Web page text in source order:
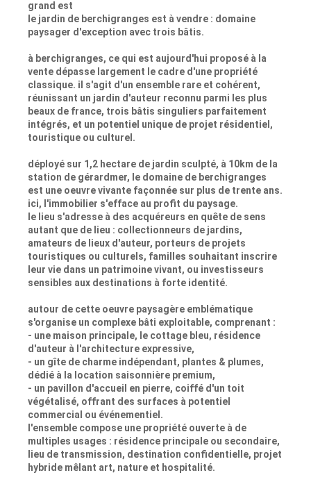
grand est
le jardin de berchigranges est à vendre : domaine
paysager d'exception avec trois bâtis.
à berchigranges, ce qui est aujourd'hui proposé à la
vente dépasse largement le cadre d'une propriété
classique. il s'agit d'un ensemble rare et cohérent,
réunissant un jardin d'auteur reconnu parmi les plus
beaux de france, trois bâtis singuliers parfaitement
intégrés, et un potentiel unique de projet résidentiel,
touristique ou culturel.
déployé sur 1,2 hectare de jardin sculpté, à 10km de la
station de gérardmer, le domaine de berchigranges
est une oeuvre vivante façonnée sur plus de trente ans.
ici, l'immobilier s'efface au profit du paysage.
le lieu s'adresse à des acquéreurs en quête de sens
autant que de lieu : collectionneurs de jardins,
amateurs de lieux d'auteur, porteurs de projets
touristiques ou culturels, familles souhaitant inscrire
leur vie dans un patrimoine vivant, ou investisseurs
sensibles aux destinations à forte identité.
autour de cette oeuvre paysagère emblématique
s'organise un complexe bâti exploitable, comprenant :
- une maison principale, le cottage bleu, résidence
d'auteur à l'architecture expressive,
- un gîte de charme indépendant, plantes & plumes,
dédié à la location saisonnière premium,
- un pavillon d'accueil en pierre, coiffé d'un toit
végétalisé, offrant des surfaces à potentiel
commercial ou événementiel.
l'ensemble compose une propriété ouverte à de
multiples usages : résidence principale ou secondaire,
lieu de transmission, destination confidentielle, projet
hybride mêlant art, nature et hospitalité.